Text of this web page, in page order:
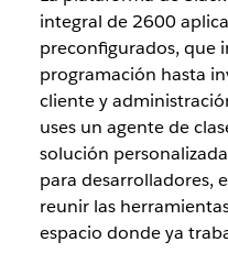
integral de 2600
preconfigurados, que
programación hasta
cliente y
uses un agente de
solución
para desarrolladores,
reunir las
espacio donde ya